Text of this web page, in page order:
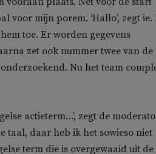
voor mijn porem. ‘Hallo’, zegt ie.
toe. Er worden gegevens
zet ook nummer twee van de
Nu het team
actieterm…’, zegt de
taal, daar heb ik het sowieso niet
term die is overgewaaid uit de